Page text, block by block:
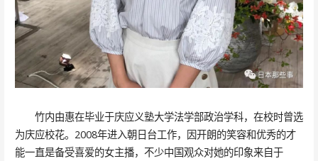
竹内由惠在毕业于庆应义塾大学法学部政治学科，在校时曾选
为庆应校花。2008年进入朝日台工作，因开朗的笑容和优秀的才
能一直是备受喜爱的女主播，不少中国观众对她的印象来自于